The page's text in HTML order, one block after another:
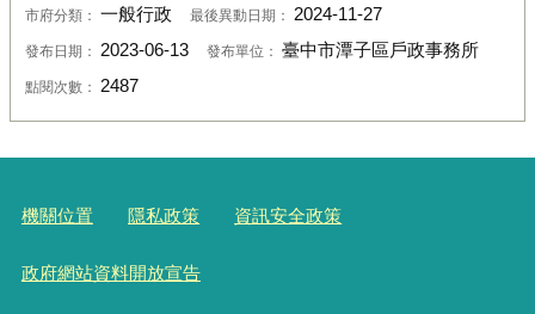
市府分類： 一般行政 最後異動日期： 2024-11-27
發布日期： 2023-06-13 發布單位： 臺中市潭子區戶政事務所
點閱次數： 2487
機關位置 隱私政策 資訊安全政策
政府網站資料開放宣告